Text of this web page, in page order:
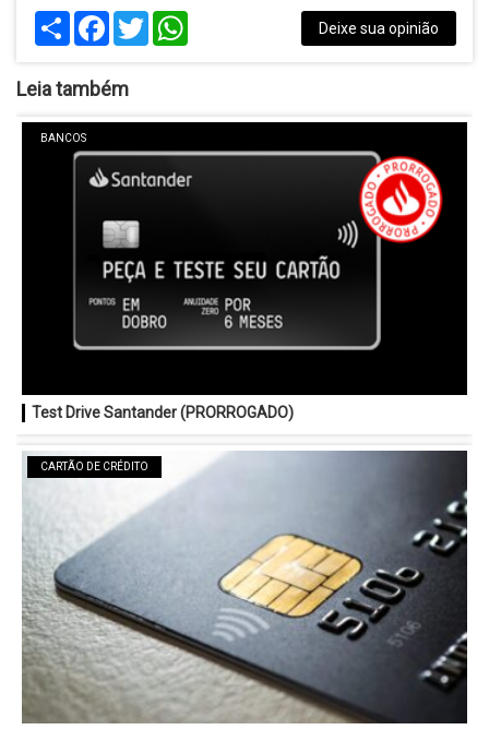
Share Facebook
Twitter Deixe sua opinião
Leia também
BANCOS
Test Drive Santander (PRORROGADO)
CARTÃO DE CRÉDITO